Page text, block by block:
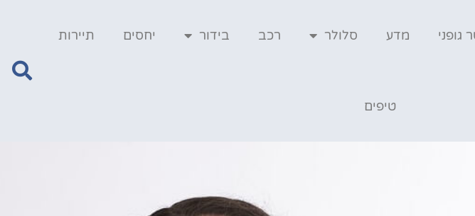
גופני מדע סלולר רכב בידור יחסים תיירות
טיפים